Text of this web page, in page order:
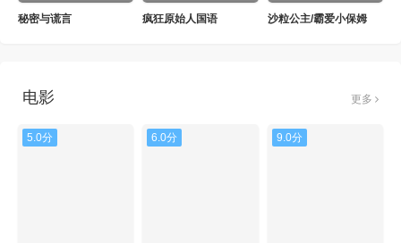
秘密与谎言 疯狂原始人国语 沙粒公主/霸爱小保姆
电影 更多
5.0分 6.0分 9.0分